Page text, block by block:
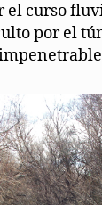
el curso
por el